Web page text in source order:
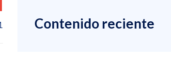
Contenido reciente